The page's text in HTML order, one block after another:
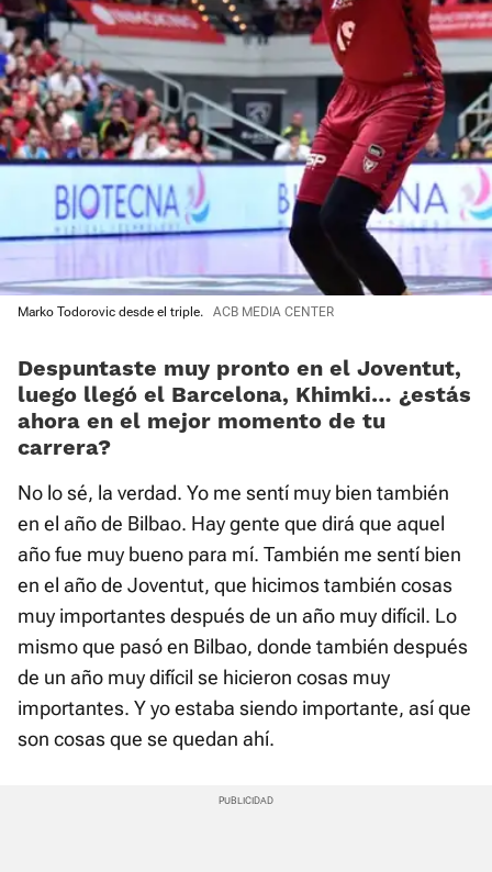
Marko Todorovic desde el triple. ACB MEDIA CENTER
Despuntaste muy pronto en el Joventut,
luego llegó el Barcelona, Khimki… ¿estás
ahora en el mejor momento de tu
carrera?
No lo sé, la verdad. Yo me sentí muy bien también
en el año de Bilbao. Hay gente que dirá que aquel
año fue muy bueno para mí. También me sentí bien
en el año de Joventut, que hicimos también cosas
muy importantes después de un año muy difícil. Lo
mismo que pasó en Bilbao, donde también después
de un año muy difícil se hicieron cosas muy
importantes. Y yo estaba siendo importante, así que
son cosas que se quedan ahí.